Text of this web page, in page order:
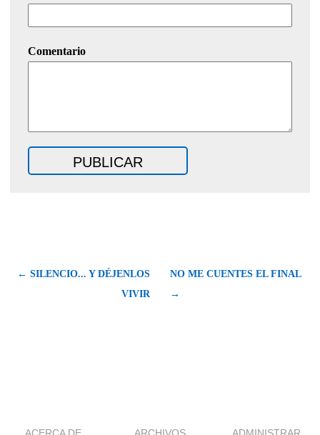
Comentario
← SILENCIO... Y DÉJENLOS
VIVIR
NO ME CUENTES EL FINAL
→
ACERCA DE ARCHIVOS ADMINISTRAR